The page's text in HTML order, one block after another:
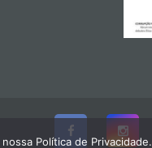
Política de Privacidade.